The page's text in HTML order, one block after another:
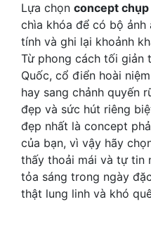
Lựa chọn concept
chìa khóa để có bộ ảnh
tính và ghi lại khoảnh
Từ phong cách tối giản
Quốc, cổ điển hoài
hay sang chảnh quyến
đẹp và sức hút riêng
đẹp nhất là concept
của bạn, vì vậy hãy
thấy thoải mái và tự tin
tỏa sáng trong ngày
thật lung linh và khó